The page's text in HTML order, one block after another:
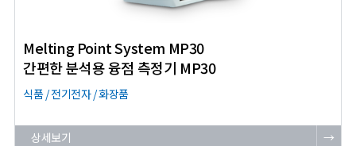
Melting Point System MP30
간편한 분석용 융점 측정기 MP30
식품 / 전기전자 / 화장품
상세보기 →